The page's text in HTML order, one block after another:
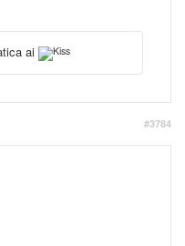
ai
#3784